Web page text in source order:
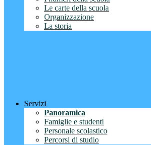
Le carte della scuola
Organizzazione
La storia
Servizi
Panoramica
Famiglie e studenti
Personale scolastico
Percorsi di studio